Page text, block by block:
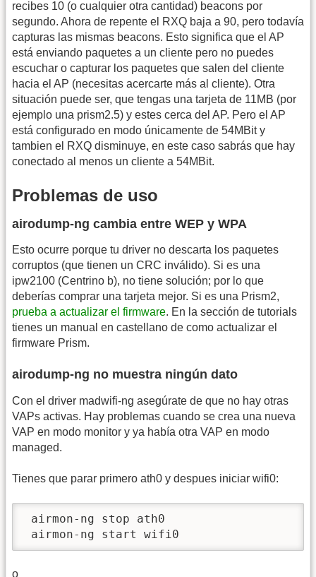
recibes 10 (o cualquier otra cantidad) beacons por
segundo. Ahora de repente el RXQ baja a 90, pero todavía
capturas las mismas beacons. Esto significa que el AP
está enviando paquetes a un cliente pero no puedes
escuchar o capturar los paquetes que salen del cliente
hacia el AP (necesitas acercarte más al cliente). Otra
situación puede ser, que tengas una tarjeta de 11MB (por
ejemplo una prism2.5) y estes cerca del AP. Pero el AP
está configurado en modo únicamente de 54MBit y
tambien el RXQ disminuye, en este caso sabrás que hay
conectado al menos un cliente a 54MBit.
Problemas de uso
airodump-ng cambia entre WEP y WPA
Esto ocurre porque tu driver no descarta los paquetes
corruptos (que tienen un CRC inválido). Si es una
ipw2100 (Centrino b), no tiene solución; por lo que
deberías comprar una tarjeta mejor. Si es una Prism2,
prueba a actualizar el firmware. En la sección de tutorials
tienes un manual en castellano de como actualizar el
firmware Prism.
airodump-ng no muestra ningún dato
Con el driver madwifi-ng asegúrate de que no hay otras
VAPs activas. Hay problemas cuando se crea una nueva
VAP en modo monitor y ya había otra VAP en modo
managed.
Tienes que parar primero ath0 y despues iniciar wifi0:
airmon-ng stop ath0
airmon-ng start wifi0
o